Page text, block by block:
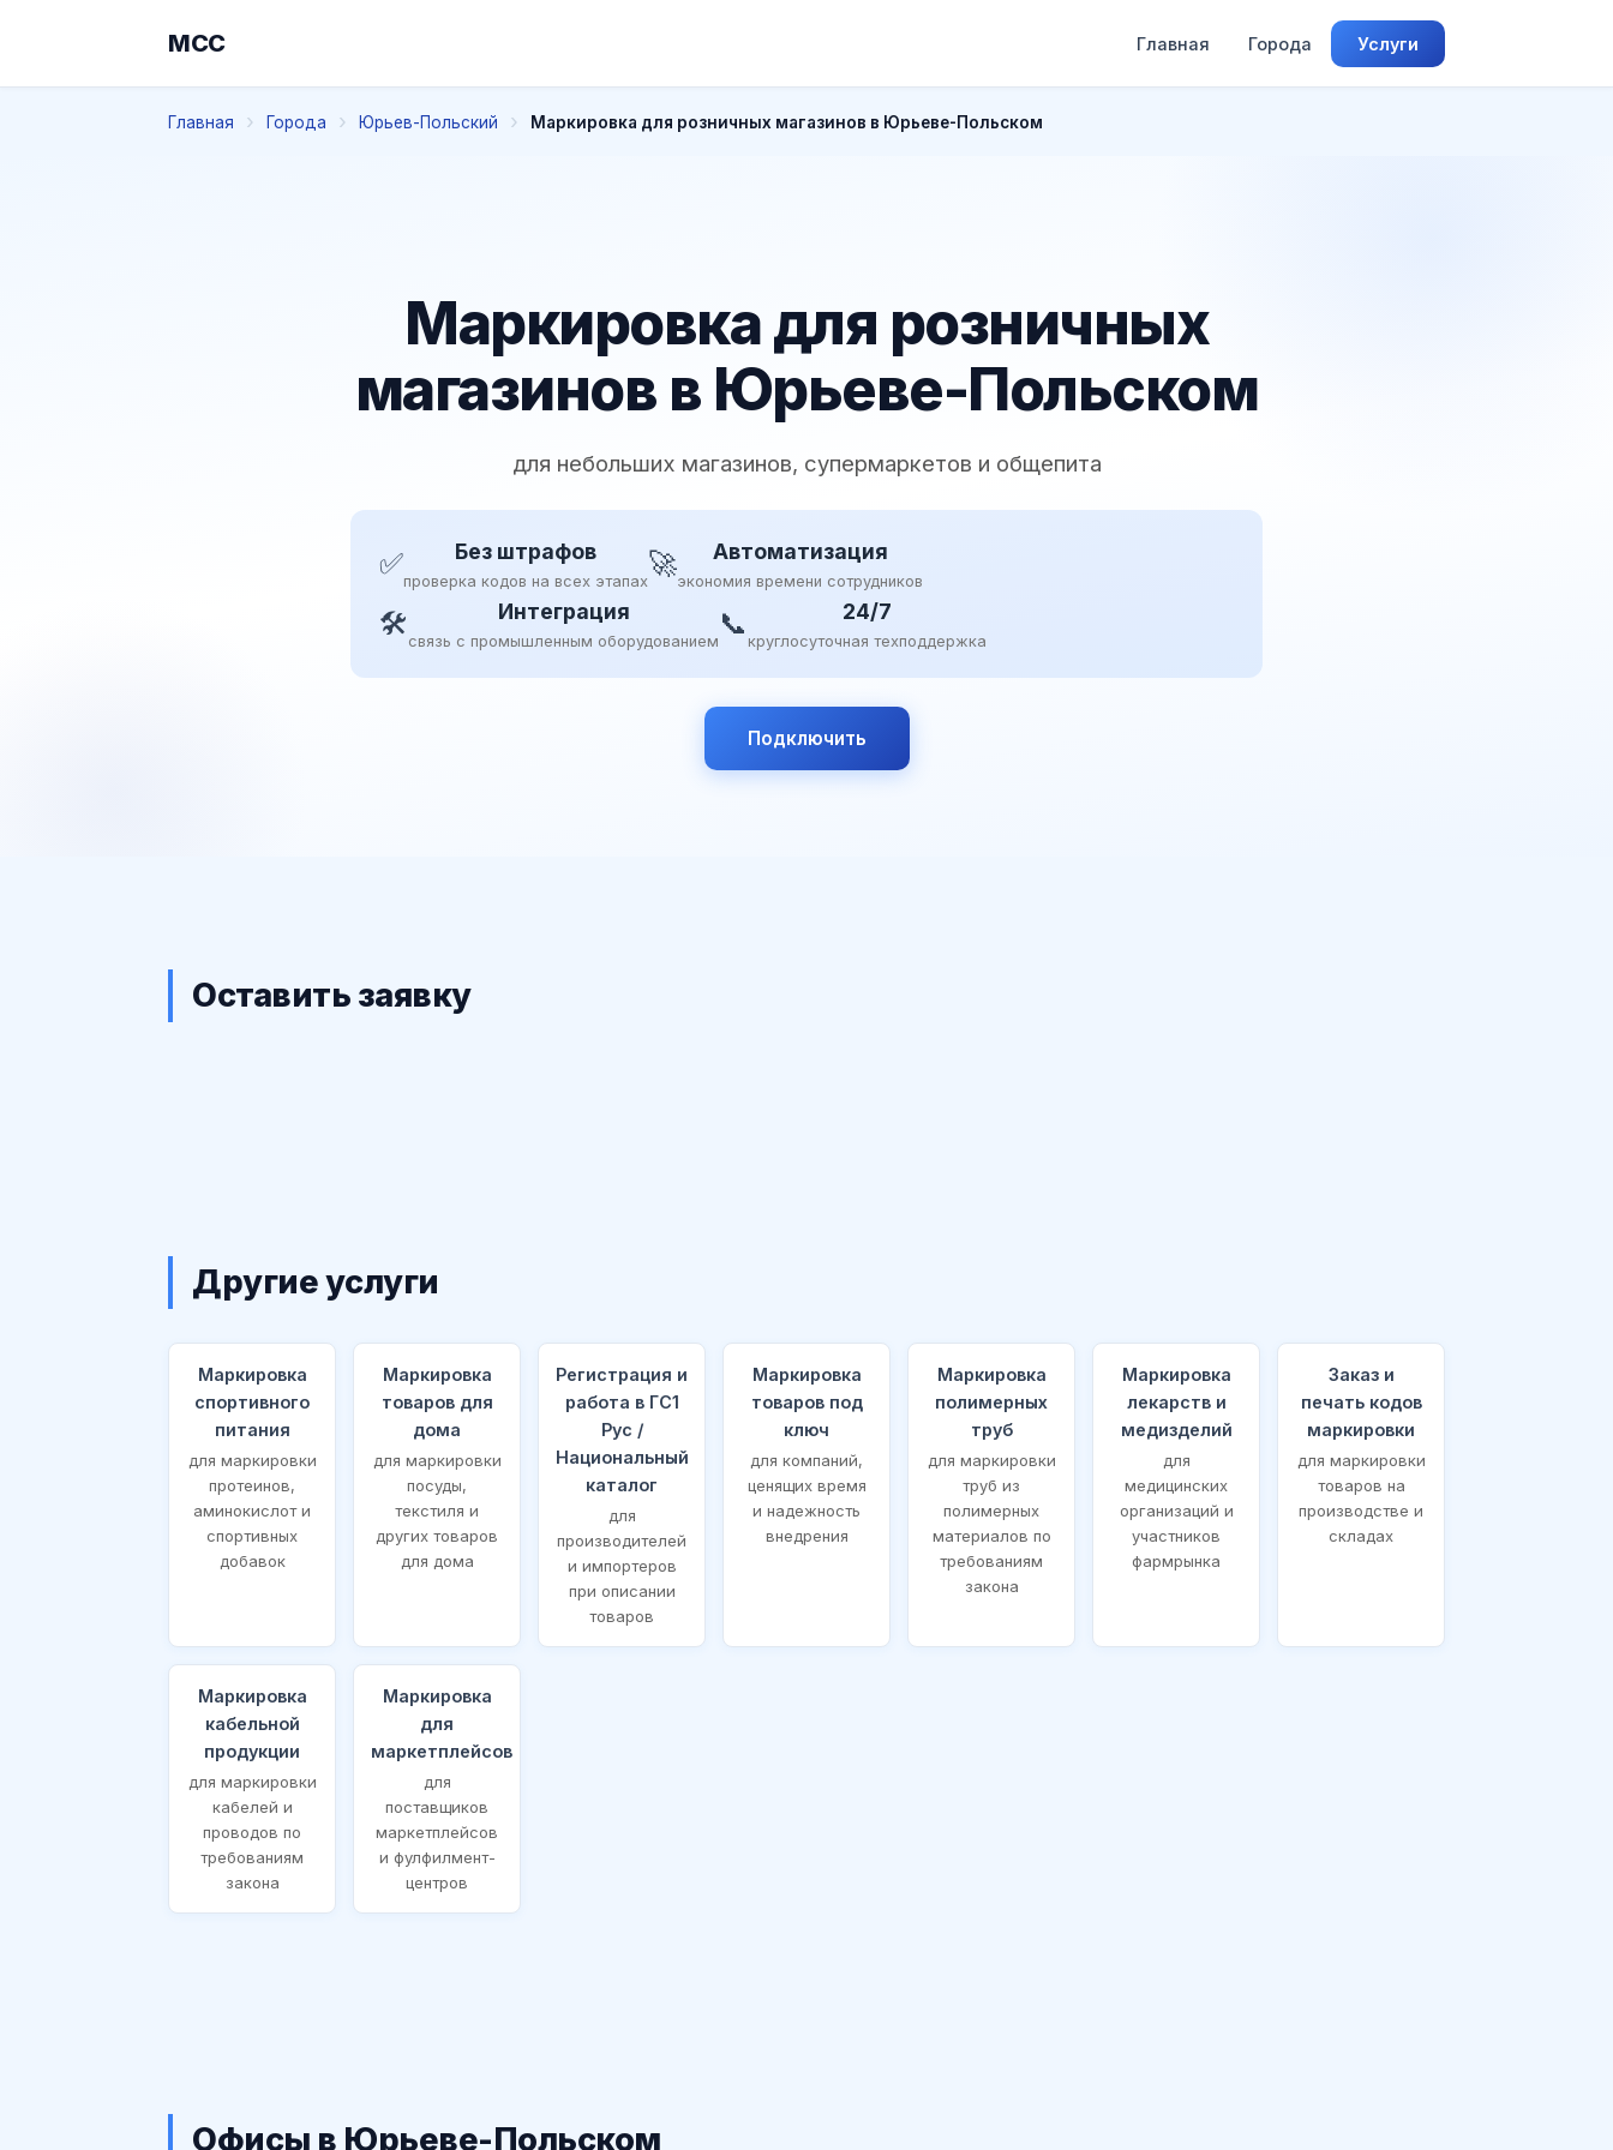
МСС Главная Города Услуги
Главная Города Юрьев-Польский Маркировка для розничных магазинов в Юрьеве-Польском
Маркировка для розничных
магазинов в Юрьеве-Польском
для небольших магазинов, супермаркетов и общепита
✅ Без штрафов
проверка кодов на всех этапах🚀 Автоматизация
экономия времени сотрудников
🛠 Интеграция
связь с промышленным оборудованием 📞 24/7
круглосуточная техподдержка
Подключить
Оставить заявку
Другие услуги
Маркировка
спортивного
питания
для маркировки
протеинов,
аминокислот и
спортивных
добавок
Маркировка
товаров для
дома
для маркировки
посуды,
текстиля и
других товаров
для дома
Регистрация и
работа в ГС1
Рус /
Национальный
каталог
для
производителей
и импортеров
при описании
товаров
Маркировка
товаров под
ключ
для компаний,
ценящих время
и надежность
внедрения
Маркировка
полимерных
труб
для маркировки
труб из
полимерных
материалов по
требованиям
закона
Маркировка
лекарств и
медизделий
для
медицинских
организаций и
участников
фармрынка
Заказ и
печать кодов
маркировки
для маркировки
товаров на
производстве и
складах
Маркировка
кабельной
продукции
для маркировки
кабелей и
проводов по
требованиям
закона
Маркировка
для
маркетплейсов
для
поставщиков
маркетплейсов
и фулфилмент-
центров
Офисы в Юрьеве-Польском